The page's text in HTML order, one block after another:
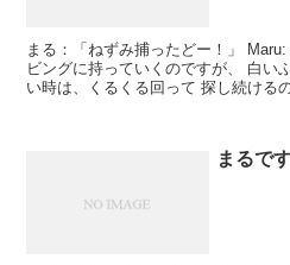
まる：「ねずみ捕ったどー！」 Maru: おもちゃを捕まえると必ずリ
ビングに持っていくのですが、 白い
い時は、くるくる回って 探し続ける
まるです